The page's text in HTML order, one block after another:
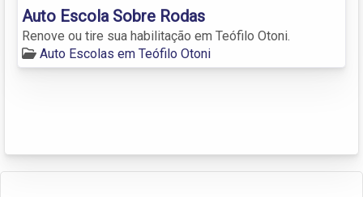
Auto Escola Sobre Rodas
Renove ou tire sua habilitação em Teófilo Otoni.
Auto Escolas em Teófilo Otoni